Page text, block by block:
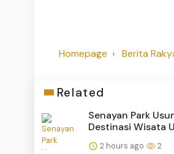
Homepage Berita
Related
Senayan Park
Destinasi Wisata
2 hours ago 2